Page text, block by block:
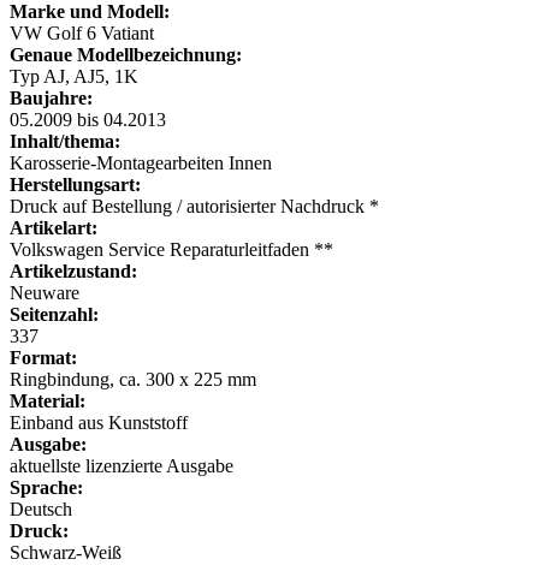
Marke und Modell:
VW Golf 6 Vatiant
Genaue Modellbezeichnung:
Typ AJ, AJ5, 1K
Baujahre:
05.2009 bis 04.2013
Inhalt/thema:
Karosserie-Montagearbeiten Innen
Herstellungsart:
Druck auf Bestellung / autorisierter Nachdruck *
Artikelart:
Volkswagen Service Reparaturleitfaden **
Artikelzustand:
Neuware
Seitenzahl:
337
Format:
Ringbindung, ca. 300 x 225 mm
Material:
Einband aus Kunststoff
Ausgabe:
aktuellste lizenzierte Ausgabe
Sprache:
Deutsch
Druck:
Schwarz-Weiß